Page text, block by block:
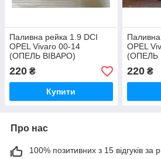
Паливна рейка 1.9 DCI
OPEL Vivaro 00-14
(ОПЕЛЬ ВІВАРО)
445214024
220 ₴
Купити
OPEL
(ОПЕЛЬ
220₴
Про нас
100% позитивних з 15 відгуків за